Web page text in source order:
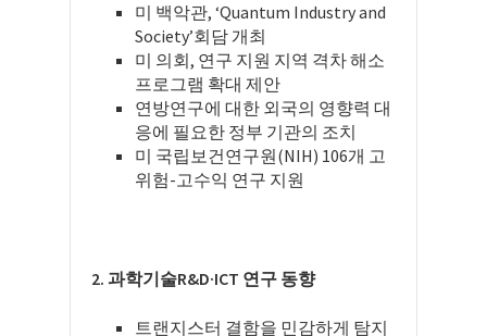
미 백악관, ‘Quantum Industry and
Society’회담 개최
미 의회, 연구 지원 지역 격차 해소
프로그램 확대 제안
연방연구에 대한 외국의 영향력 대
응에 필요한 정부 기관의 조치
미 국립보건연구원(NIH) 106개 고
위험-고수익 연구 지원
2. 과학기술R&D·ICT 연구 동향
트랜지스터 결함을 민감하게 탐지